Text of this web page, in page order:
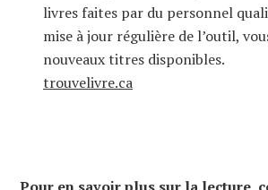
livres faites par du personnel
mise à jour régulière de l’outil,
nouveaux titres disponibles.
trouvelivre.ca
Pour en savoir plus sur la lecture,